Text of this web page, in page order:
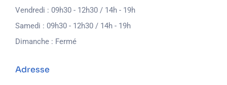
Vendredi : 09h30 - 12h30 / 14h - 19h
Samedi : 09h30 - 12h30 / 14h - 19h
Dimanche : Fermé
Adresse